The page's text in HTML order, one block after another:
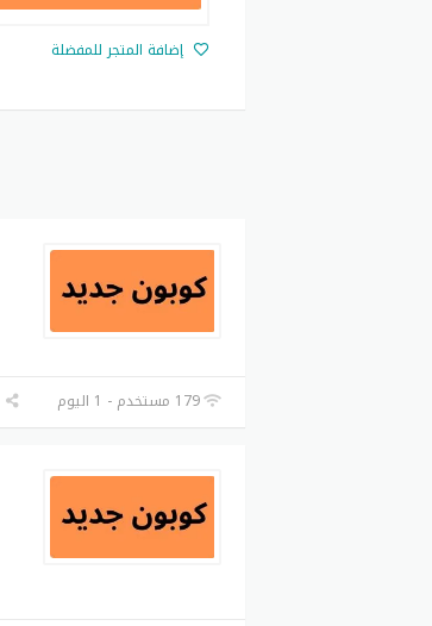
إضافة المتجر للمفضلة
179 مستخدم - 1 اليوم